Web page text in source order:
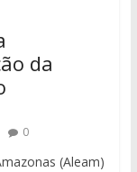
da
0
(Aleam)